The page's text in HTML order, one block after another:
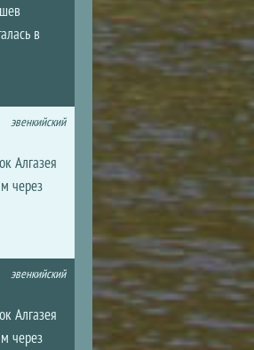
в
эвенкийский
Алгазея
через
эвенкийский
Алгазея
через